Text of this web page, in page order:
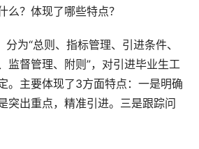
么？体现了哪些特点？
分为“总则、指标管理、引进条件、
监督管理、附则”，对引进毕业生工
。主要体现了3方面特点：一是明确
突出重点，精准引进。三是跟踪问